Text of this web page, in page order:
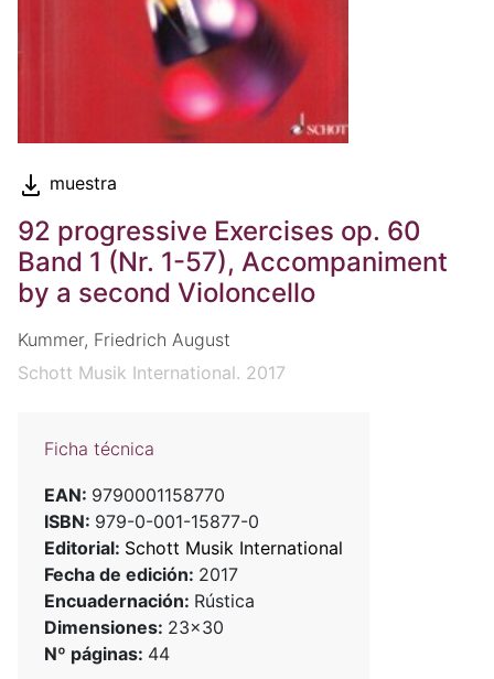
muestra
92 progressive Exercises op. 60
Band 1 (Nr. 1-57), Accompaniment
by a second Violoncello
Kummer, Friedrich August
Schott Musik International. 2017
Ficha técnica
EAN: 9790001158770
ISBN: 979-0-001-15877-0
Editorial: Schott Musik International
Fecha de edición: 2017
Encuadernación: Rústica
Dimensiones: 23x30
Nº páginas: 44